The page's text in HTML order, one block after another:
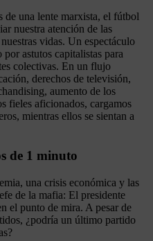
de una lente marxista, el fútbol
nuestra atención de las
vidas. Un espectáculo
astutos capitalistas para
colectivas. En un flujo
derechos de televisión,
aumento de los
fieles aficionados, cargamos
mientras ellos se sientan a
de 1 minuto
una crisis económica y las
de la mafia: El presidente
el punto de mira. A pesar de
¿podría un último partido